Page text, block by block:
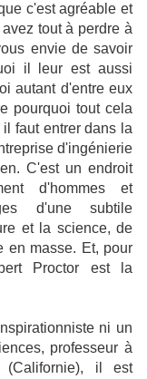
c'est agréable et
tout à perdre à
envie de savoir
il leur est aussi
autant d'entre eux
pourquoi tout cela
faut entrer dans la
d'ingénierie
C'est un endroit
d'hommes et
d'une subtile
et la science, de
en masse. Et, pour
Proctor est la
ni un
professeur à
(Californie), il est